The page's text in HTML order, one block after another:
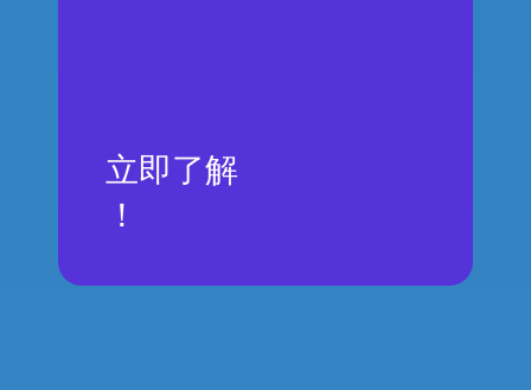
立即了解
！